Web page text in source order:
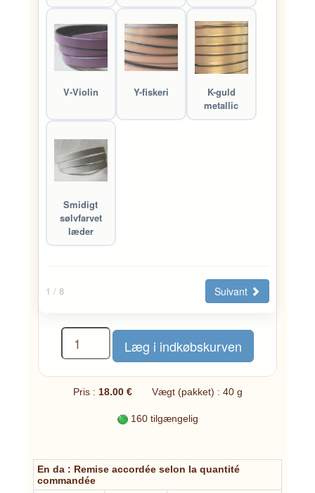
V-Violin Y-fiskeri
K-guld
metallic
Smidigt
sølvfarvet
læder
1 / 8 Suivant
Pris : 18.00 € Vægt (pakket) : 40 g
160 tilgængelig
En da : Remise accordée selon la quantité
commandée